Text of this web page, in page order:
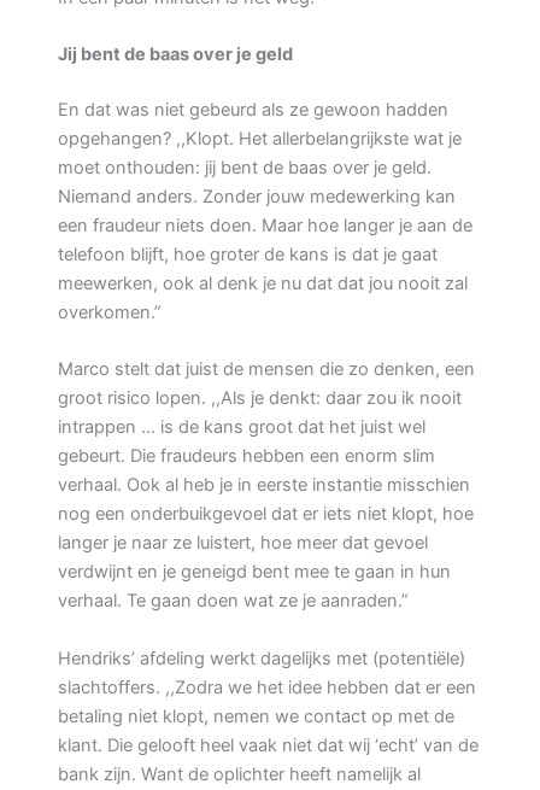
Jij bent de baas over je geld
En dat was niet gebeurd als ze gewoon hadden
opgehangen? ,,Klopt. Het allerbelangrijkste wat je
moet onthouden: jij bent de baas over je geld.
Niemand anders. Zonder jouw medewerking kan
een fraudeur niets doen. Maar hoe langer je aan de
telefoon blijft, hoe groter de kans is dat je gaat
meewerken, ook al denk je nu dat dat jou nooit zal
overkomen.”
Marco stelt dat juist de mensen die zo denken, een
groot risico lopen. ,,Als je denkt: daar zou ik nooit
intrappen … is de kans groot dat het juist wel
gebeurt. Die fraudeurs hebben een enorm slim
verhaal. Ook al heb je in eerste instantie misschien
nog een onderbuikgevoel dat er iets niet klopt, hoe
langer je naar ze luistert, hoe meer dat gevoel
verdwijnt en je geneigd bent mee te gaan in hun
verhaal. Te gaan doen wat ze je aanraden.”
Hendriks’ afdeling werkt dagelijks met (potentiële)
slachtoffers. ,,Zodra we het idee hebben dat er een
betaling niet klopt, nemen we contact op met de
klant. Die gelooft heel vaak niet dat wij ‘echt’ van de
bank zijn. Want de oplichter heeft namelijk al